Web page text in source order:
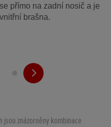
přímo na zadní nosič a je
brašna.
jsou znázorněny kombinace